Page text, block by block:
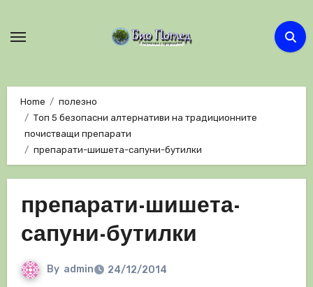
Home
полезно
Топ 5 безопасни алтернативи на традиционните
почистващи препарати
препарати-шишета-сапуни-бутилки
препарати-шишета-
сапуни-бутилки
By admin 24/12/2014